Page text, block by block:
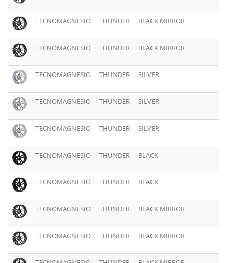
TECNOMAGNESIO THUNDER BLACK MIRROR
TECNOMAGNESIO THUNDER BLACK MIRROR
TECNOMAGNESIO THUNDER SILVER
TECNOMAGNESIO THUNDER SILVER
TECNOMAGNESIO THUNDER SILVER
TECNOMAGNESIO THUNDER BLACK
TECNOMAGNESIO THUNDER BLACK
TECNOMAGNESIO THUNDER BLACK MIRROR
TECNOMAGNESIO THUNDER BLACK MIRROR